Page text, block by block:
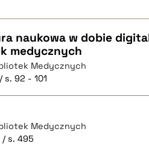
naukowa w dobie
medycznych
Medycznych
s. 92 - 101
Medycznych
/ s. 495